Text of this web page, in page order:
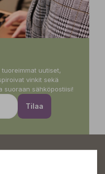
uutiset,
vinkit sekä
suoraan sähköpostiisi!
Tilaa